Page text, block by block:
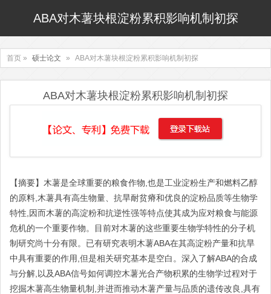
ABA对木薯块根淀粉累积影响机制初探
首页 » 硕士论文 » ABA对木薯块根淀粉累积影响机制初探
ABA对木薯块根淀粉累积影响机制初探
【摘要】木薯是全球重要的粮食作物,也是工业淀粉生产和燃料乙醇
的原料,木薯具有高生物量、抗旱耐贫瘠和优良的淀粉品质等生物学
特性,因而木薯的高淀粉和抗逆性强等特点使其成为应对粮食与能源
危机的一个重要作物。目前对木薯的这些重要生物学特性的分子机
制研究尚十分有限。已有研究表明木薯ABA在其高淀粉产量和抗旱
中具有重要的作用,但是相关研究基本是空白。深入了解ABA的合成
与分解,以及ABA信号如何调控木薯光合产物积累的生物学过程对于
挖掘木薯高生物量机制,并进而推动木薯产量与品质的遗传改良,具有